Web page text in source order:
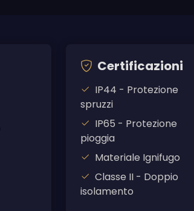
Certificazioni
IP44 - Protezione
spruzzi
IP65 - Protezione
pioggia
Materiale Ignifugo
Classe II - Doppio
isolamento